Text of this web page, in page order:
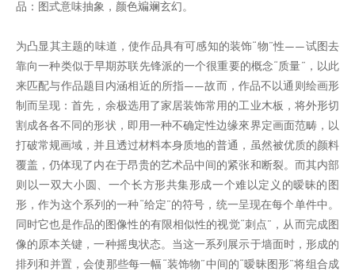
品：图式意味抽象，颜色斒斓玄幻。
为凸显其主题的味道，使作品具有可感知的装饰“物”性——试图去
靠向一种类似于早期苏联先锋派的一个很重要的概念“质量”，以此
来匹配与作品题目内涵相近的所指——故而，作品不以通则绘画形
制而呈现：首先，余极选用了家居装饰常用的工业木板，将外形切
割成各各不同的形状，即用一种不确定性边缘來界定画面范畴，以
打破常规画域，并且透过材料本身质地的普通，虽然被优质的颜料
覆盖，仍体现了内在于昂贵的艺术品中间的紧张和断裂。而其内部
则以一双大小圆、一个长方形共集形成一个难以定义的暧昧的图
形，作为这个系列的一种“给定”的符号，统一呈现在每个单件中。
同时它也是作品的图像性的有限相似性的视觉“刺点”，从而完成图
像的原本关键，一种摇曳状态。当这一系列展示于墙面时，形成的
排列和并置，会使那些每一幅“装饰物”中间的“暧昧图形”将组合成